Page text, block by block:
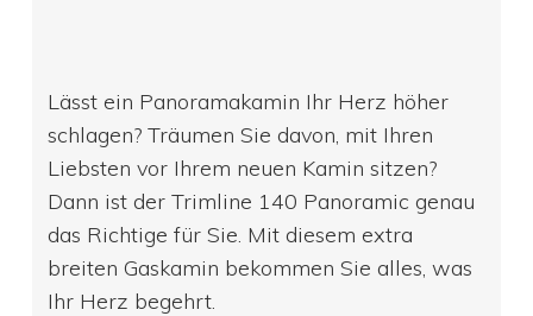
Lässt ein Panoramakamin Ihr Herz höher
schlagen? Träumen Sie davon, mit Ihren
Liebsten vor Ihrem neuen Kamin sitzen?
Dann ist der Trimline 140 Panoramic genau
das Richtige für Sie. Mit diesem extra
breiten Gaskamin bekommen Sie alles, was
Ihr Herz begehrt.